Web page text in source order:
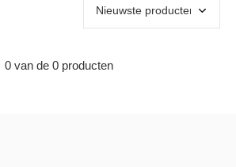
0 van de 0 producten